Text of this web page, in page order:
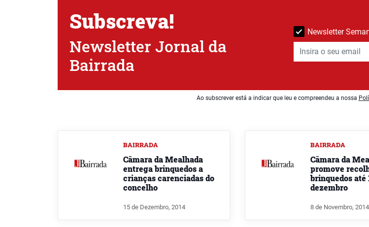
Subscreva!
Newsletter Jornal da
Bairrada
Newsletter
Ao subscrever está a indicar que leu e compreendeu a nossa
BAIRRADA
Câmara da Mealhada
entrega brinquedos a
crianças carenciadas do
concelho
15 de Dezembro, 2014
BAIRRADA
Câmara da
promove
brinquedos até
dezembro
8 de Novembro, 2014